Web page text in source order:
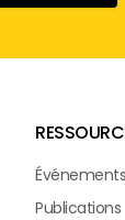
Événements
Publications